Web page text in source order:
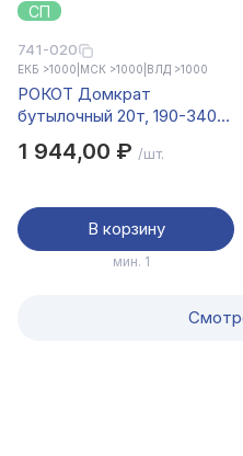
СП
741-020
ЕКБ >1000 МСК >1000 ВЛД >1000
РОКОТ Домкрат
бутылочный 20т, 190-340
1 944,00 ₽ /шт.
В корзину
мин. 1